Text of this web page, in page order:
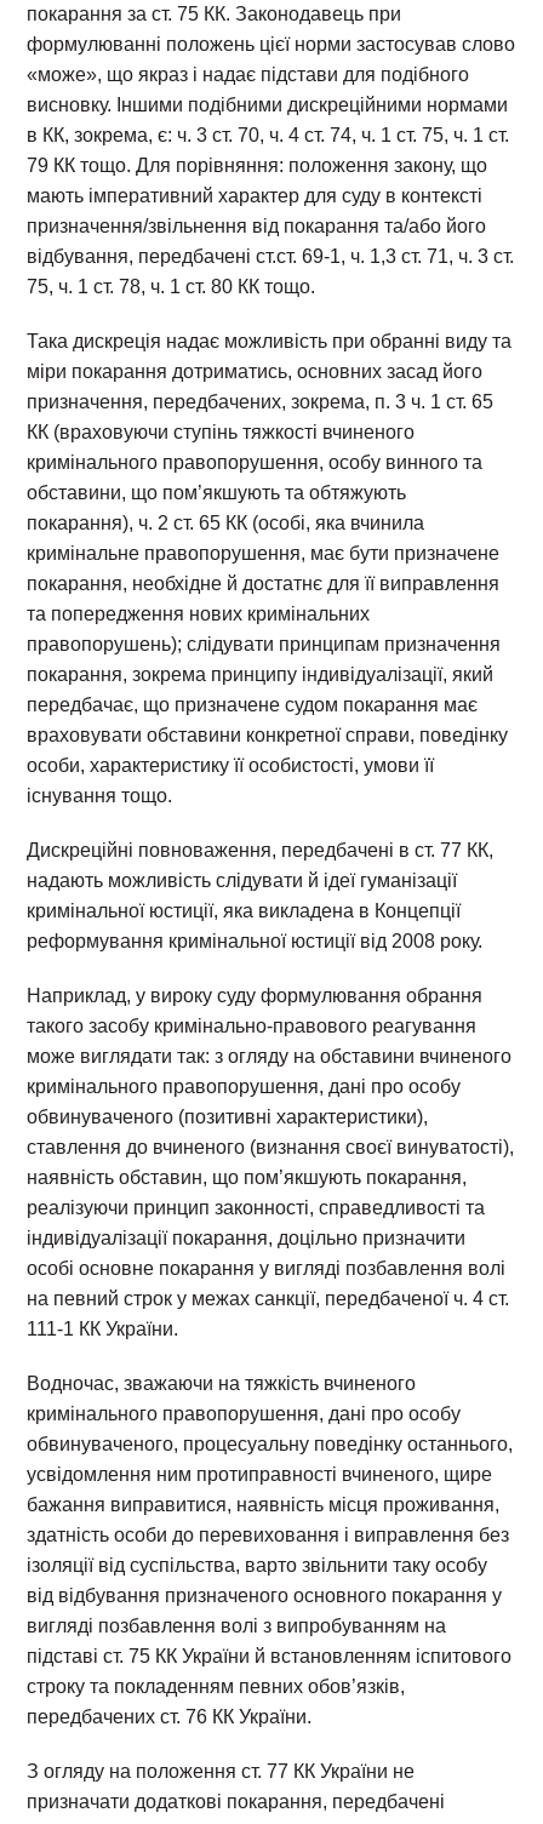
покарання за ст. 75 КК. Законодавець при
формулюванні положень цієї норми застосував слово
«може», що якраз і надає підстави для подібного
висновку. Іншими подібними дискреційними нормами
в КК, зокрема, є: ч. 3 ст. 70, ч. 4 ст. 74, ч. 1 ст. 75, ч. 1 ст.
79 КК тощо. Для порівняння: положення закону, що
мають імперативний характер для суду в контексті
призначення/звільнення від покарання та/або його
відбування, передбачені ст.ст. 69-1, ч. 1,3 ст. 71, ч. 3 ст.
75, ч. 1 ст. 78, ч. 1 ст. 80 КК тощо.
Така дискреція надає можливість при обранні виду та
міри покарання дотриматись, основних засад його
призначення, передбачених, зокрема, п. 3 ч. 1 ст. 65
КК (враховуючи ступінь тяжкості вчиненого
кримінального правопорушення, особу винного та
обставини, що пом’якшують та обтяжують
покарання), ч. 2 ст. 65 КК (особі, яка вчинила
кримінальне правопорушення, має бути призначене
покарання, необхідне й достатнє для її виправлення
та попередження нових кримінальних
правопорушень); слідувати принципам призначення
покарання, зокрема принципу індивідуалізації, який
передбачає, що призначене судом покарання має
враховувати обставини конкретної справи, поведінку
особи, характеристику її особистості, умови її
існування тощо.
Дискреційні повноваження, передбачені в ст. 77 КК,
надають можливість слідувати й ідеї гуманізації
кримінальної юстиції, яка викладена в Концепції
реформування кримінальної юстиції від 2008 року.
Наприклад, у вироку суду формулювання обрання
такого засобу кримінально-правового реагування
може виглядати так: з огляду на обставини вчиненого
кримінального правопорушення, дані про особу
обвинуваченого (позитивні характеристики),
ставлення до вчиненого (визнання своєї винуватості),
наявність обставин, що пом’якшують покарання,
реалізуючи принцип законності, справедливості та
індивідуалізації покарання, доцільно призначити
особі основне покарання у вигляді позбавлення волі
на певний строк у межах санкції, передбаченої ч. 4 ст.
111-1 КК України.
Водночас, зважаючи на тяжкість вчиненого
кримінального правопорушення, дані про особу
обвинуваченого, процесуальну поведінку останнього,
усвідомлення ним протиправності вчиненого, щире
бажання виправитися, наявність місця проживання,
здатність особи до перевиховання і виправлення без
ізоляції від суспільства, варто звільнити таку особу
від відбування призначеного основного покарання у
вигляді позбавлення волі з випробуванням на
підставі ст. 75 КК України й встановленням іспитового
строку та покладенням певних обов’язків,
передбачених ст. 76 КК України.
З огляду на положення ст. 77 КК України не
призначати додаткові покарання, передбачені